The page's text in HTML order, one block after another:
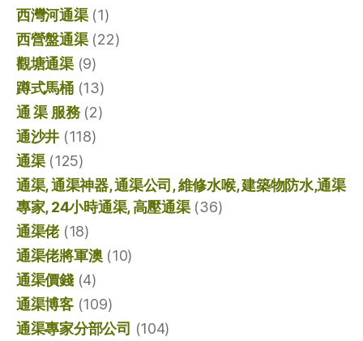
西灣河通渠(1)
西營盤通渠(22)
觀塘通渠(9)
蹲式馬桶(13)
通 渠 服務(2)
通沙井 (118)
通渠(125)
通渠, 通渠神器, 通渠公司, 維修水喉, 建築物防水,通渠
專家, 24小時通渠, 高壓通渠(36)
通渠佬(18)
通渠佬將軍澳(10)
通渠價錢(4)
通渠博客(109)
通渠專家分部公司 (104)